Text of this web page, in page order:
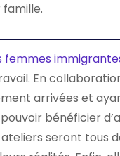
femmes
En
arrivées et
bénéficier
seront tous